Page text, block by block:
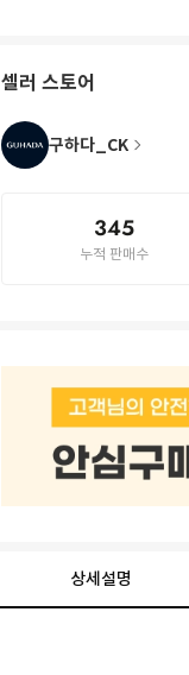
셀러 스토어
구하다_CK
345
누적 판매수
상세설명